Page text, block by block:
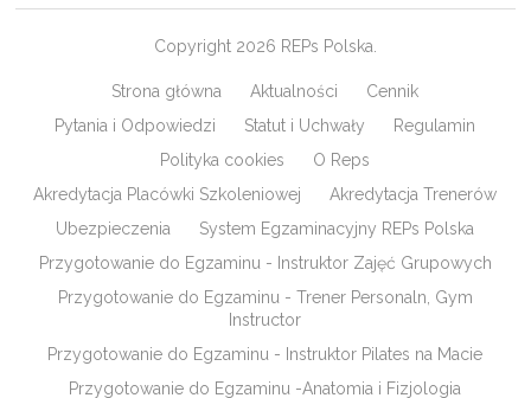
Copyright 2026 REPs Polska.
Strona główna Aktualności
Cennik
Pytania i Odpowiedzi
Statut i Uchwały
Regulamin
Polityka cookies
O Reps
Akredytacja Placówki Szkoleniowej
Akredytacja Trenerów
Ubezpieczenia
System Egzaminacyjny REPs Polska
Przygotowanie do Egzaminu - Instruktor Zajęć Grupowych
Przygotowanie do Egzaminu - Trener Personaln, Gym
Instructor
Przygotowanie do Egzaminu - Instruktor Pilates na Macie
Przygotowanie do Egzaminu -Anatomia i Fizjologia